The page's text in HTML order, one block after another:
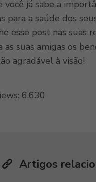
você já sabe a
para a saúde dos
esse post nas suas
as suas amigas os
agradável à visão!
6.630
Artigos